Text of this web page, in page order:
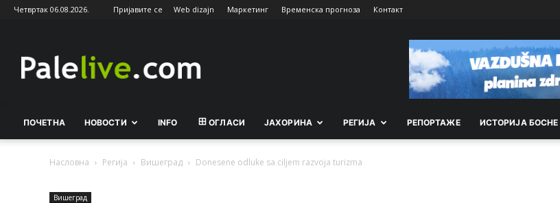
Четвртак 06.08.2026. Пријавите се Web dizajn Маркетинг Временска прогноза Контакт
ПОЧЕТНА НОВОСТИ INFO ОГЛАСИ ЈАХОРИНА РEГИЈА РEПОРТАЖE ИСТОРИЈА БОСНЕ
Насловна Регија Вишeград Donesene odluke sa ciljem razvoja turizma
Вишeград